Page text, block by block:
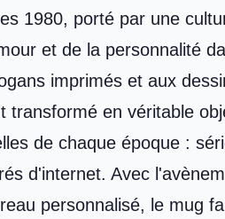
1980, porté par une
et de la personnalité
imprimés et aux
transformé en véritable
de chaque époque :
d'internet. Avec
personnalisé, le mug